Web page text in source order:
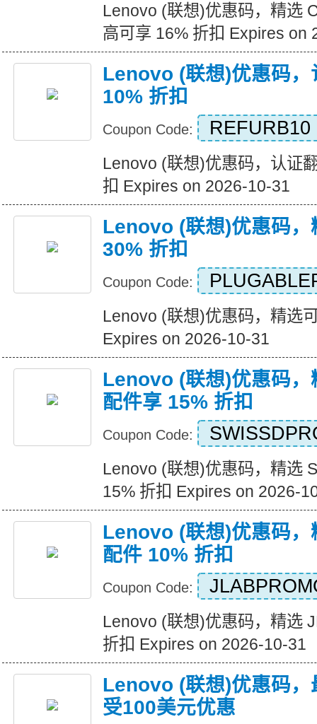
Lenovo (联想)优惠码，精选
高可享 16% 折扣 Expires on
Lenovo (联想)优惠码，
10% 折扣
Coupon Code: REFURB10
Lenovo (联想)优惠码，认证
扣 Expires on 2026-10-31
Lenovo (联想)优惠码，
30% 折扣
Coupon Code:
Lenovo (联想)优惠码，精选
Expires on 2026-10-31
Lenovo (联想)优惠码
配件享 15% 折扣
Coupon Code:
Lenovo (联想)优惠码，精选
15% 折扣 Expires on 2026-
Lenovo (联想)优惠码
配件 10% 折扣
Coupon Code:
Lenovo (联想)优惠码，精选
折扣 Expires on 2026-10-31
Lenovo (联想)优惠码，
受100美元优惠